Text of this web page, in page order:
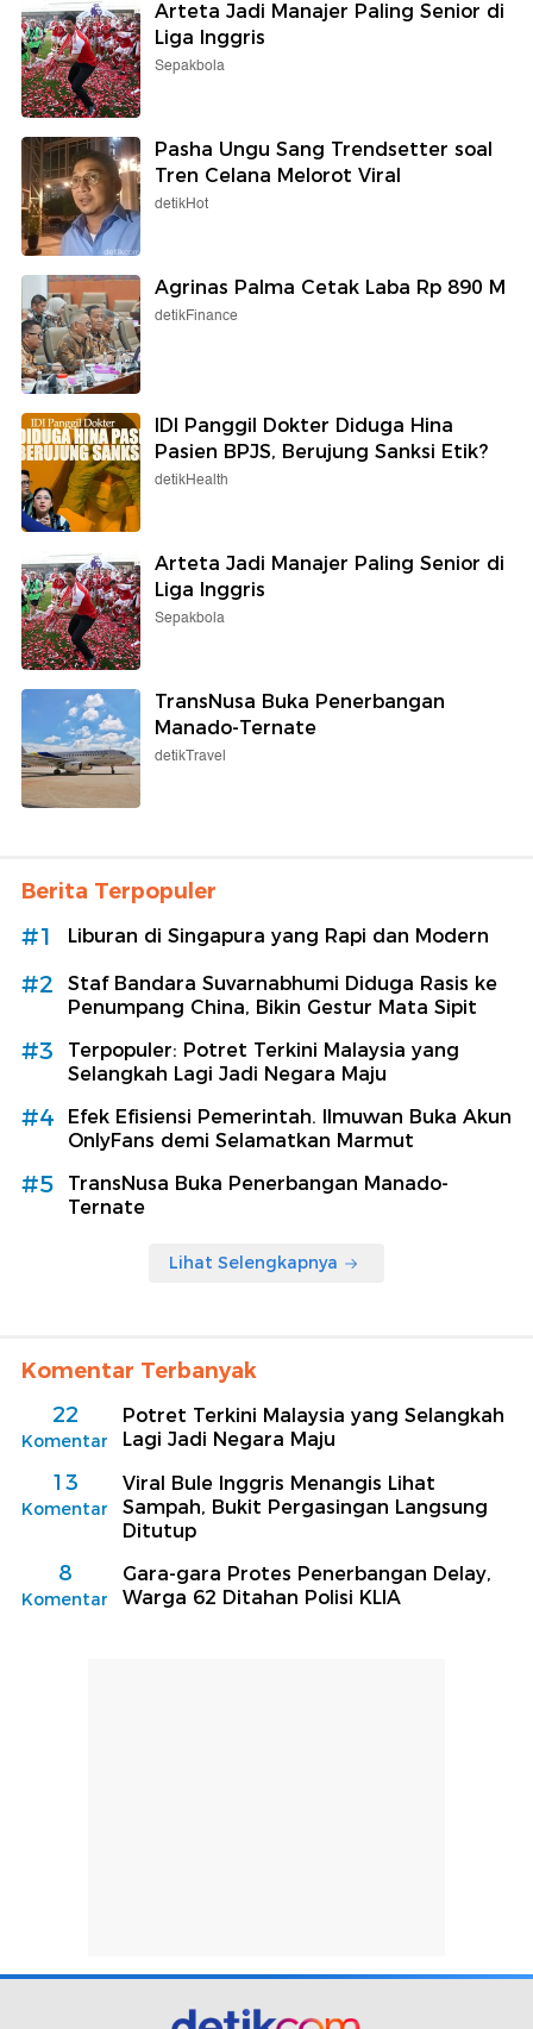
Arteta Jadi Manajer Paling Senior di
Liga Inggris
Sepakbola
Pasha Ungu Sang Trendsetter soal
Tren Celana Melorot Viral
detikHot
Agrinas Palma Cetak Laba Rp 890 M
detikFinance
IDI Panggil Dokter Diduga Hina
Pasien BPJS, Berujung Sanksi Etik?
detikHealth
Arteta Jadi Manajer Paling Senior di
Liga Inggris
Sepakbola
TransNusa Buka Penerbangan
Manado-Ternate
detikTravel
Berita Terpopuler
#1 Liburan di Singapura yang Rapi dan Modern
#2
Staf Bandara Suvarnabhumi Diduga Rasis ke
Penumpang China, Bikin Gestur Mata Sipit
#3
Terpopuler: Potret Terkini Malaysia yang
Selangkah Lagi Jadi Negara Maju
#4
Efek Efisiensi Pemerintah. Ilmuwan Buka Akun
OnlyFans demi Selamatkan Marmut
#5
TransNusa Buka Penerbangan Manado-
Ternate
Lihat Selengkapnya
Komentar Terbanyak
22
Komentar
Potret Terkini Malaysia yang Selangkah
Lagi Jadi Negara Maju
13
Komentar
Viral Bule Inggris Menangis Lihat
Sampah, Bukit Pergasingan Langsung
Ditutup
8
Komentar
Gara-gara Protes Penerbangan Delay,
Warga 62 Ditahan Polisi KLIA